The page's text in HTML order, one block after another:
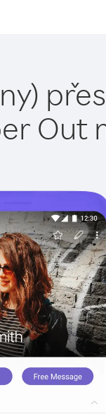
Out